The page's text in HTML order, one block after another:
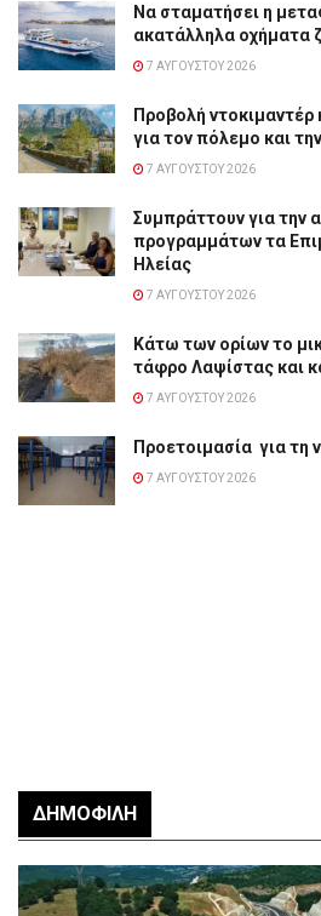
Να σταματήσει η
ακατάλληλα οχήματα
7 ΑΥΓΟΎΣΤΟΥ 2026
Προβολή ντοκιμαντέρ
για τον πόλεμο και
7 ΑΥΓΟΎΣΤΟΥ 2026
Συμπράττουν για την
προγραμμάτων τα
Ηλείας
7 ΑΥΓΟΎΣΤΟΥ 2026
Κάτω των ορίων το
τάφρο Λαψίστας και
7 ΑΥΓΟΎΣΤΟΥ 2026
Προετοιμασία για τη
7 ΑΥΓΟΎΣΤΟΥ 2026
ΔΗΜΟΦΙΛΉ